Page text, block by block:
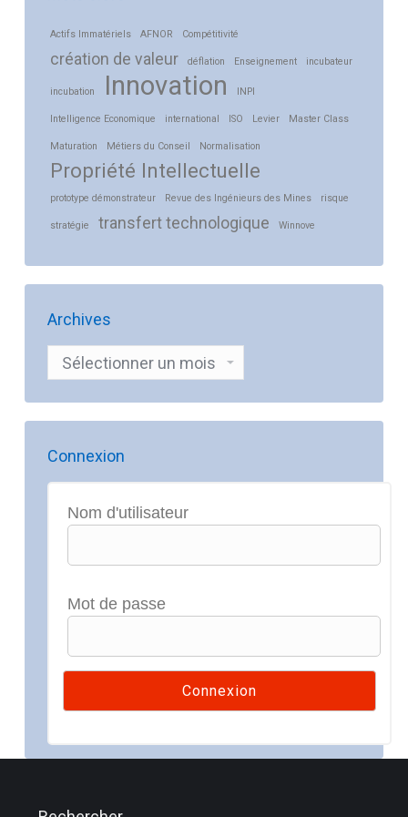
Actifs Immatériels AFNOR Compétitivité
création de valeur déflation Enseignement incubateur
incubation Innovation INPI
Intelligence Economique international ISO Levier Master Class
Maturation Métiers du Conseil Normalisation
Propriété Intellectuelle
prototype démonstrateur Revue des Ingénieurs des Mines risque
stratégie transfert technologique Winnove
Archives
Archives
Connexion
Nom d'utilisateur
Mot de passe